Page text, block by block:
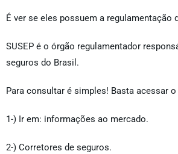
É ver se eles possuem a regulamentação
SUSEP é o órgão regulamentador
seguros do Brasil.
Para consultar é simples! Basta acessar
1-) Ir em: informações ao mercado.
2-) Corretores de seguros.